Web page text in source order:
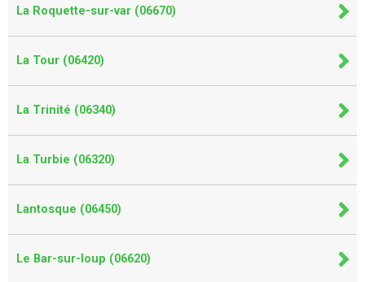
La Roquette-sur-var (06670)
La Tour (06420)
La Trinité (06340)
La Turbie (06320)
Lantosque (06450)
Le Bar-sur-loup (06620)